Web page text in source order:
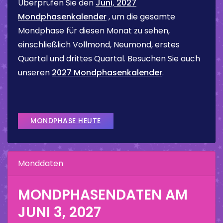
Überprüfen Sie den Juni, 2027
Mondphasenkalender, um die gesamte
Mondphase für diesen Monat zu sehen,
einschließlich Vollmond, Neumond, erstes
Quartal und drittes Quartal. Besuchen Sie auch
unseren 2027 Mondphasenkalender.
MONDPHASE HEUTE
Monddaten
MONDPHASENDATEN AM
JUNI 3, 2027